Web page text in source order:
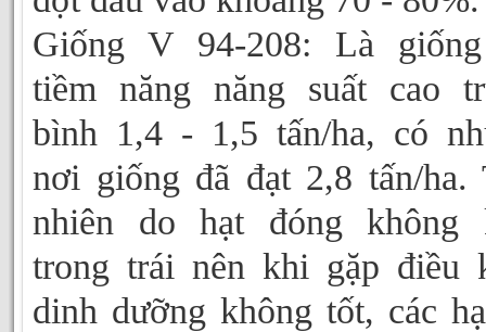
Giống V 94-208: Là
tiềm năng năng suất cao
bình 1,4 - 1,5 tấn/ha, có
nơi giống đã đạt 2,8 tấn/ha.
nhiên do hạt đóng không
trong trái nên khi gặp điều
dinh dưỡng không tốt, các